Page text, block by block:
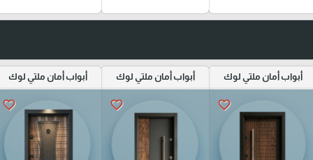
أبواب أمان ملتي لوك
favorite_border
أبواب أمان ملتي لوك
favorite_border
أبواب أمان ملتي لوك
favorite_border